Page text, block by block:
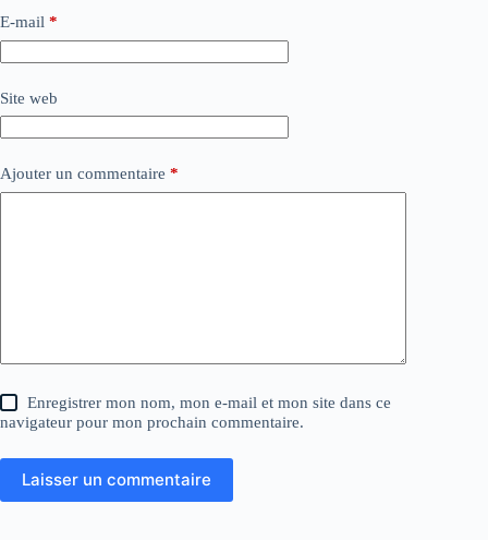
E-mail *
Site web
Ajouter un commentaire *
Enregistrer mon nom, mon e-mail et mon site dans ce
navigateur pour mon prochain commentaire.
Laisser un commentaire